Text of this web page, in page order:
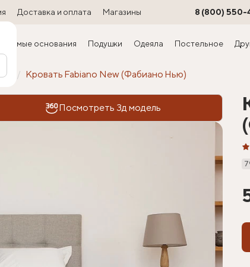
Доставка и оплата Магазины 8 (800) 550-
основания Подушки Одеяла Постельное
Кровать Fabiano New (Фабиано Нью)
Посмотреть 3д модель